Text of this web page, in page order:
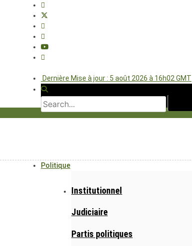
Dernière Mise à jour : 5 août 2026 à 16h02 GMT
Politique
Institutionnel
Judiciaire
Partis politiques